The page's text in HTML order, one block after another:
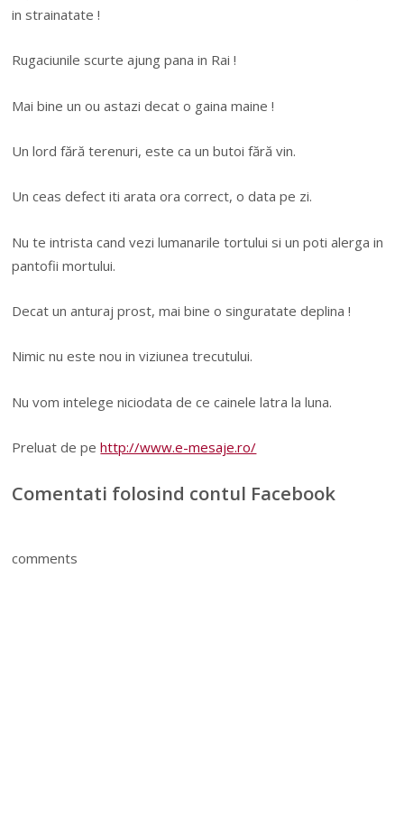
in strainatate !
Rugaciunile scurte ajung pana in Rai !
Mai bine un ou astazi decat o gaina maine !
Un lord fără terenuri, este ca un butoi fără vin.
Un ceas defect iti arata ora correct, o data pe zi.
Nu te intrista cand vezi lumanarile tortului si un poti alerga in
pantofii mortului.
Decat un anturaj prost, mai bine o singuratate deplina !
Nimic nu este nou in viziunea trecutului.
Nu vom intelege niciodata de ce cainele latra la luna.
Preluat de pehttp://www.e-mesaje.ro/
Comentati folosind contul Facebook
comments